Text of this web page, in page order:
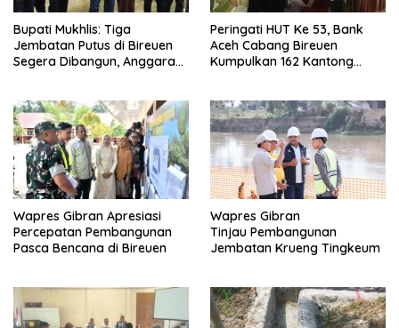
Bupati Mukhlis: Tiga
Jembatan Putus di Bireuen
Segera Dibangun, Anggaran
Peringati HUT Ke 53, Bank
Aceh Cabang Bireuen
Kumpulkan 162 Kantong
Wapres Gibran Apresiasi
Percepatan Pembangunan
Pasca Bencana di Bireuen
Wapres Gibran
Tinjau Pembangunan
Jembatan Krueng Tingkeum